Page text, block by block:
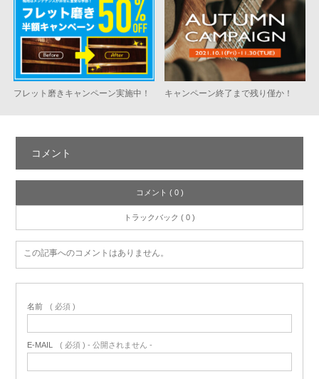
フレット磨きキャンペーン実施中！ キャンペーン終了まで残り僅か！
コメント
コメント ( 0 )
トラックバック ( 0 )
この記事へのコメントはありません。
名前 ( 必須 )
E-MAIL ( 必須 ) - 公開されません -